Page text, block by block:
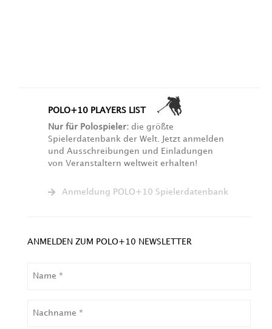
POLO+10 PLAYERS LIST
Nur für Polospieler: die größte
Spielerdatenbank der Welt. Jetzt anmelden
und Ausschreibungen und Einladungen
von Veranstaltern weltweit erhalten!
Anmeldung POLO+10 Spielerdatenbank
ANMELDEN ZUM POLO+10 NEWSLETTER